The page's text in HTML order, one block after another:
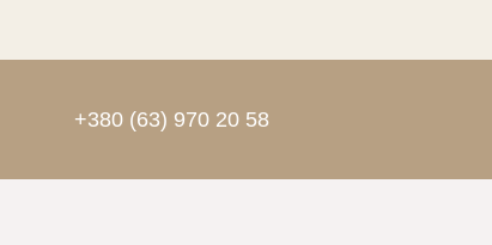
+380 (63) 970 20 58